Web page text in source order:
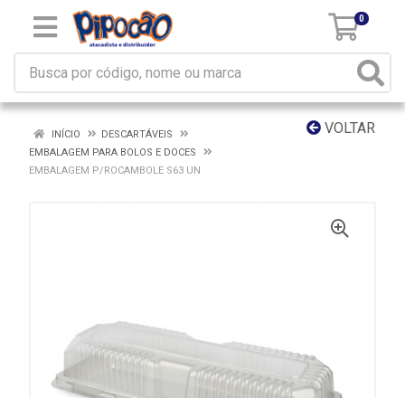
0
VOLTAR
INÍCIO
DESCARTÁVEIS
EMBALAGEM PARA BOLOS E DOCES
EMBALAGEM P/ROCAMBOLE S63 UN